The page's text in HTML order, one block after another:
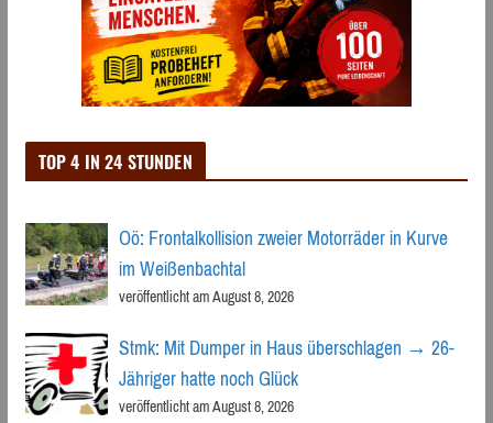
TOP 4 IN 24 STUNDEN
Oö: Frontalkollision zweier Motorräder in Kurve
im Weißenbachtal
veröffentlicht am August 8, 2026
Stmk: Mit Dumper in Haus überschlagen → 26-
Jähriger hatte noch Glück
veröffentlicht am August 8, 2026